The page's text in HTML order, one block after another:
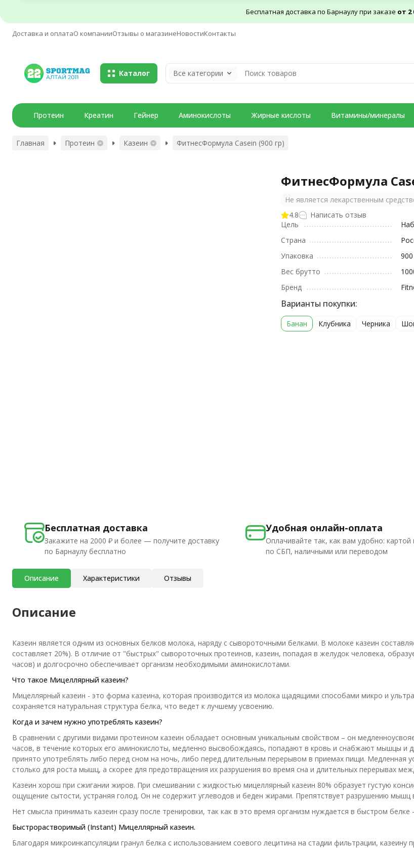
Бесплатная доставка по Барнаулу при заказе от 2
Доставка и оплатаО компанииОтзывы о магазинеНовостиКонтакты
Каталог Все категории
Протеин Креатин Гейнер Аминокислоты Жирные кислоты Витамины/минералы
Главная Протеин Казеин ФитнесФормула Casein (900 гр)
ФитнесФормула
Не является лекарственным
4.8
Написать отзыв
Цель
Страна
Упаковка
900
Вес брутто
Бренд
Варианты покупки:
Банан Клубника Черника
Бесплатная доставка
Закажите на 2000 ₽ и более — получите доставку
по Барнаулу бесплатно
Удобная онлайн-оплата
Оплачивайте так, как вам удобно: картой
по СБП, наличными или переводом
Описание Характеристики Отзывы
Описание
Казеин является одним из основных белков молока, наряду с сывороточными белками. В молоке казеин
составляет 20%). В отличие от "быстрых" сывороточных протеинов, казеин, попадая в желудок человека,
часов) и долгосрочно обеспечивает организм необходимыми аминокислотами.
Что такое Мицеллярный казеин?
Мицеллярный казеин - это форма казеина, которая производится из молока щадящими способами микро и
сохраняется натуральная структура белка, что ведет к лучшему усвоению.
Когда и зачем нужно употреблять казеин?
В сравнении с другими видами протеином казеин обладает основным уникальным свойством – он
часов, в течение которых его аминокислоты, медленно высвобождаясь, попадают в кровь и снабжают мышцы и
принято употреблять либо перед сном на ночь, либо перед длительным перерывом в приемах пищи. Медленная
столько для роста мышц, а скорее для предотвращения их разрушения во время сна и длительных перерывах
Казеин хорош при сжигании жиров. При смешивании с жидкостью мицеллярный казеин 80% образует густую
ощущение сытости, устраняя голод. Он не содержит углеводов и беден жирами. Препятствует разрушению мышц
Нет смысла принимать казеин сразу после тренировки, так как в это время организм нуждается в быстром
Быстрорастворимый (Instant) Мицеллярный казеин.
Благодаря микроинкапсуляции гранул белка с использованием соевого лецитина на стадии фильтрации,